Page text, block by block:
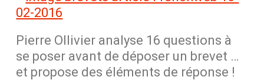
Pierre Ollivier analyse 16 questions à
se poser avant de déposer un brevet …
et propose des éléments de réponse !